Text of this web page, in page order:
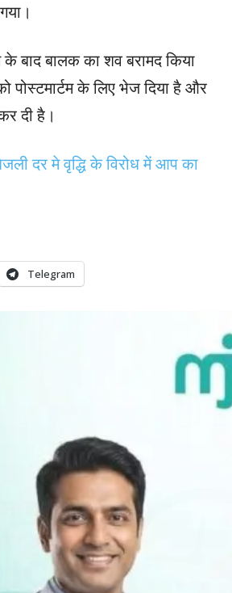
बाद बालक का शव बरामद किया
पोस्टमार्टम के लिए भेज दिया है और
दी है।
दर मे वृद्धि के विरोध में आप का
Telegram